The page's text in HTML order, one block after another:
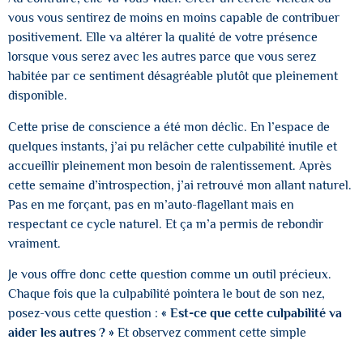
vous vous sentirez de moins en moins capable de contribuer
positivement. Elle va altérer la qualité de votre présence
lorsque vous serez avec les autres parce que vous serez
habitée par ce sentiment désagréable plutôt que pleinement
disponible.
Cette prise de conscience a été mon déclic. En l’espace de
quelques instants, j’ai pu relâcher cette culpabilité inutile et
accueillir pleinement mon besoin de ralentissement. Après
cette semaine d’introspection, j’ai retrouvé mon allant naturel.
Pas en me forçant, pas en m’auto-flagellant mais en
respectant ce cycle naturel. Et ça m’a permis de rebondir
vraiment.
Je vous offre donc cette question comme un outil précieux.
Chaque fois que la culpabilité pointera le bout de son nez,
posez-vous cette question : « Est-ce que cette culpabilité va
aider les autres ? » Et observez comment cette simple